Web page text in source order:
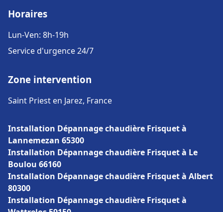
Horaires
Lun-Ven: 8h-19h
Service d'urgence 24/7
Zone intervention
Saint Priest en Jarez, France
Installation Dépannage chaudière Frisquet à
Lannemezan 65300
Installation Dépannage chaudière Frisquet à Le
Boulou 66160
Installation Dépannage chaudière Frisquet à Albert
80300
Installation Dépannage chaudière Frisquet à